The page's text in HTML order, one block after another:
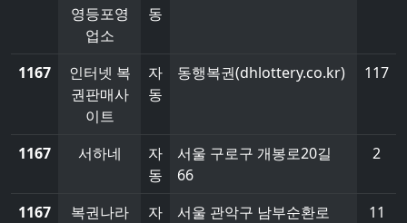
영등포영
업소
동
1167
인터넷 복
권판매사
이트
자
동
동행복권(dhlottery.co.kr) 117
1167 서하네
자
동
서울 구로구 개봉로20길
66
2
1167 복권나라
자
서울 관악구 남부순환로
11